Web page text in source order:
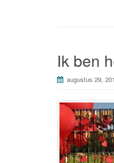
Ik ben
augustus 29,